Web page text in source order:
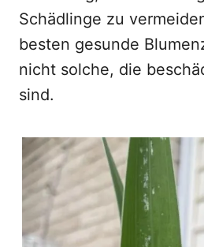
Schädlinge zu
besten gesunde
nicht solche, die
sind.